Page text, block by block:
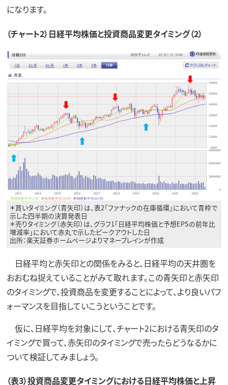
になります。
（チャート2）日経平均株価と投資商品変更タイミング（2）
＊買いタイミング（青矢印）は、表2「ファナックの在庫循環」において青枠で
示した四半期の決算発表日
＊売りタイミング（赤矢印）は、グラフ1「日経平均株価と予想EPSの前年比
増減率」において赤丸で示したピークアウトした日
出所：楽天証券ホームページよりマネーブレインが作成
日経平均と赤矢印との関係をみると、日経平均の天井圏を
おおむね捉えていることがみて取れます。この青矢印と赤矢印
のタイミングで、投資商品を変更することによって、より良いパフ
ォーマンスを目指していこうということです。
仮に、日経平均を対象にして、チャート2における青矢印のタ
イミングで買って、赤矢印のタイミングで売ったらどうなるかに
ついて検証してみましょう。
（表3）投資商品変更タイミングにおける日経平均株価と上昇